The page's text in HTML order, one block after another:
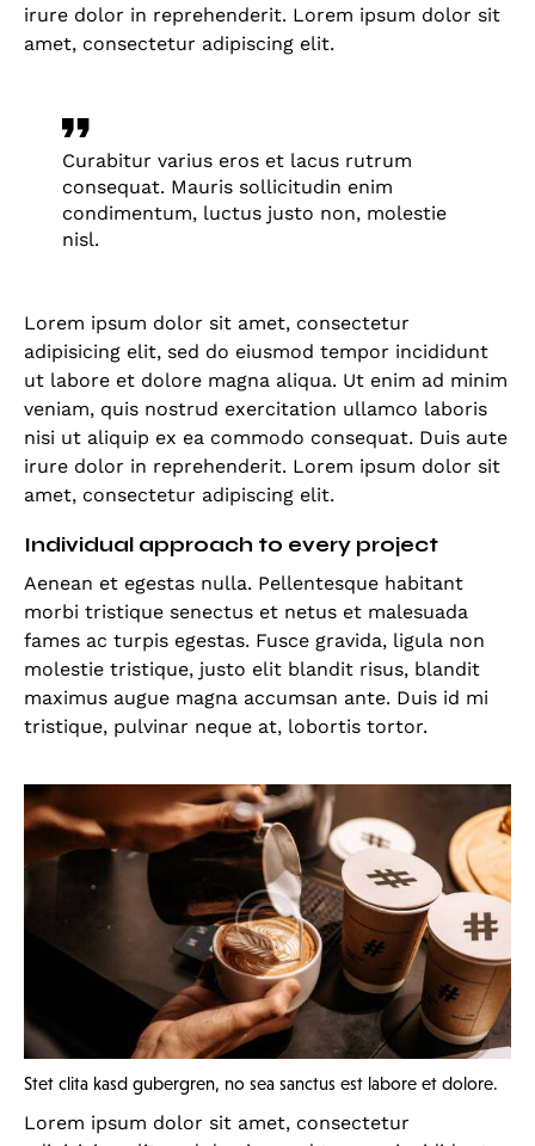
irure dolor in reprehenderit. Lorem ipsum dolor sit
amet, consectetur adipiscing elit.
Curabitur varius eros et lacus rutrum
consequat. Mauris sollicitudin enim
condimentum, luctus justo non, molestie
nisl.
Lorem ipsum dolor sit amet, consectetur
adipisicing elit, sed do eiusmod tempor incididunt
ut labore et dolore magna aliqua. Ut enim ad minim
veniam, quis nostrud exercitation ullamco laboris
nisi ut aliquip ex ea commodo consequat. Duis aute
irure dolor in reprehenderit. Lorem ipsum dolor sit
amet, consectetur adipiscing elit.
Individual approach to every project
Aenean et egestas nulla. Pellentesque habitant
morbi tristique senectus et netus et malesuada
fames ac turpis egestas. Fusce gravida, ligula non
molestie tristique, justo elit blandit risus, blandit
maximus augue magna accumsan ante. Duis id mi
tristique, pulvinar neque at, lobortis tortor.
Stet clita kasd gubergren, no sea sanctus est labore et dolore.
Lorem ipsum dolor sit amet, consectetur